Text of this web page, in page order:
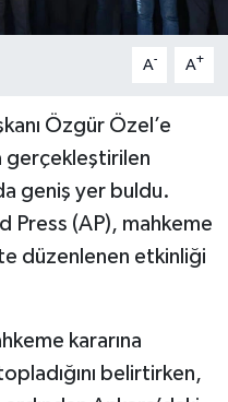
A- A+
Özgür Özel’e
gerçekleştirilen
geniş yer buldu.
Press (AP), mahkeme
düzenlenen etkinliği
kararına
belirtirken,